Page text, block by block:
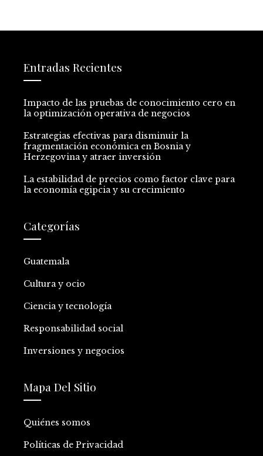
Entradas Recientes
Impacto de las pruebas de conocimiento cero en
la optimización operativa de negocios
Estrategias efectivas para disminuir la
fragmentación económica en Bosnia y
Herzegovina y atraer inversión
La estabilidad de precios como factor clave para
la economía egipcia y su crecimiento
Categorías
Guatemala
Cultura y ocio
Ciencia y tecnología
Responsabilidad social
Inversiones y negocios
Mapa Del Sitio
Quiénes somos
Políticas de Privacidad